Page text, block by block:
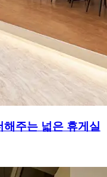
주는 넓은 휴게실